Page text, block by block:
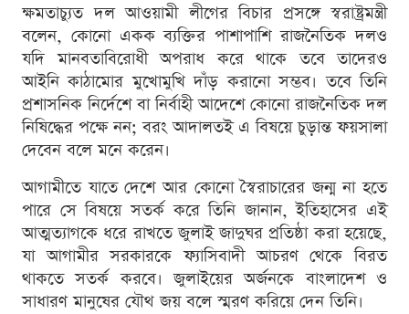
ক্ষমতাচ্যুত দল আওয়ামী লীগের বিচার প্রসঙ্গে স্বরাষ্ট্রমন্ত্রী
বলেন, কোনো একক ব্যক্তির পাশাপাশি রাজনৈতিক দলও
যদি মানবতাবিরোধী অপরাধ করে থাকে তবে তাদেরও
আইনি কাঠামোর মুখোমুখি দাঁড় করানো সম্ভব। তবে তিনি
প্রশাসনিক নির্দেশে বা নির্বাহী আদেশে কোনো রাজনৈতিক দল
নিষিদ্ধের পক্ষে নন; বরং আদালতই এ বিষয়ে চুড়ান্ত ফয়সালা
দেবেন বলে মনে করেন।
আগামীতে যাতে দেশে আর কোনো স্বৈরাচারের জন্ম না হতে
পারে সে বিষয়ে সতর্ক করে তিনি জানান, ইতিহাসের এই
আত্মত্যাগকে ধরে রাখতে জুলাই জাদুঘর প্রতিষ্ঠা করা হয়েছে,
যা আগামীর সরকারকে ফ্যাসিবাদী আচরণ থেকে বিরত
থাকতে সতর্ক করবে। জুলাইয়ের অর্জনকে বাংলাদেশ ও
সাধারণ মানুষের যৌথ জয় বলে স্মরণ করিয়ে দেন তিনি।